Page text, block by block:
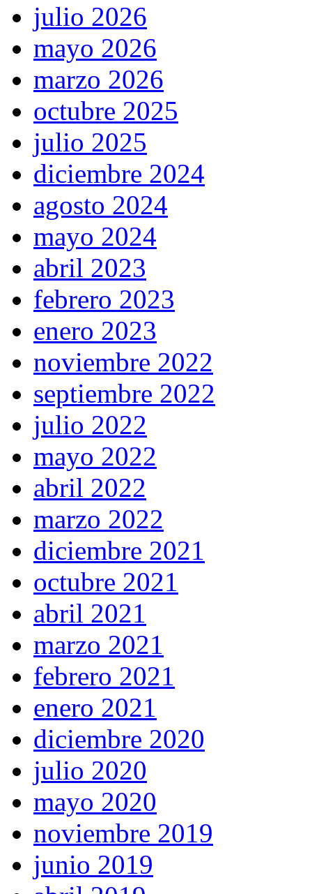
julio 2026
mayo 2026
marzo 2026
octubre 2025
julio 2025
diciembre 2024
agosto 2024
mayo 2024
abril 2023
febrero 2023
enero 2023
noviembre 2022
septiembre 2022
julio 2022
mayo 2022
abril 2022
marzo 2022
diciembre 2021
octubre 2021
abril 2021
marzo 2021
febrero 2021
enero 2021
diciembre 2020
julio 2020
mayo 2020
noviembre 2019
junio 2019